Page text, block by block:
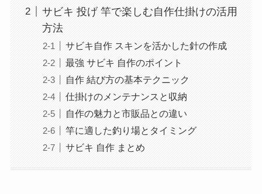
サビキ 投げ 竿で楽しむ自作仕掛けの活用
方法
サビキ自作 スキンを活かした針の作成
最強 サビキ 自作のポイント
自作 結び方の基本テクニック
仕掛けのメンテナンスと収納
自作の魅力と市販品との違い
竿に適した釣り場とタイミング
サビキ 自作 まとめ